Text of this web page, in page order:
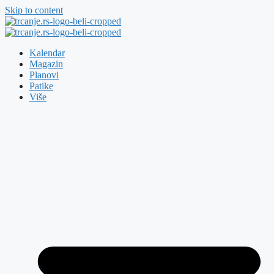
Skip to content
Kalendar
Magazin
Planovi
Patike
Više